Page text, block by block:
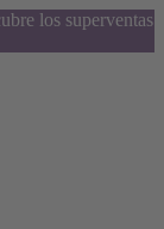
los superventas